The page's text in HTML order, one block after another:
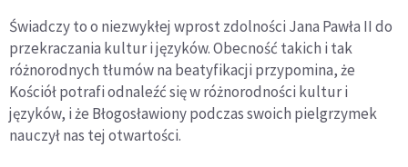
Świadczy to o niezwykłej wprost zdolności Jana Pawła II do
przekraczania kultur i języków. Obecność takich i tak
różnorodnych tłumów na beatyfikacji przypomina, że
Kościół potrafi odnaleźć się w różnorodności kultur i
języków, i że Błogosławiony podczas swoich pielgrzymek
nauczył nas tej otwartości.